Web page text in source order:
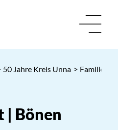
50 Jahre Kreis Unna >
| Bönen